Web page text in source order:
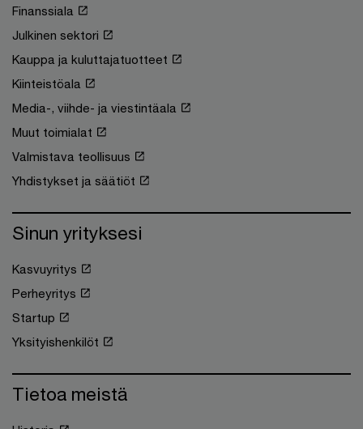
Finanssiala
Julkinen sektori
Kauppa ja kuluttajatuotteet
Kiinteistöala
Media-, viihde- ja viestintäala
Muut toimialat
Valmistava teollisuus
Yhdistykset ja säätiöt
Sinun yrityksesi
Kasvuyritys
Perheyritys
Startup
Yksityishenkilöt
Tietoa meistä